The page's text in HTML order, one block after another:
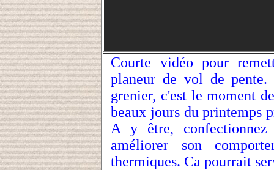
Courte vidéo pour
planeur de vol de
grenier, c'est le moment
beaux jours du printemps
A y être,
améliorer son
thermiques. Ca pourrait